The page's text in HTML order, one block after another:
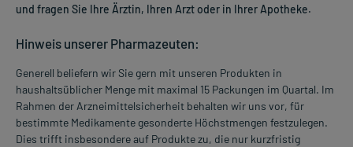
und fragen Sie Ihre Ärztin, Ihren Arzt oder in Ihrer Apotheke.
Hinweis unserer Pharmazeuten:
Generell beliefern wir Sie gern mit unseren Produkten in
haushaltsüblicher Menge mit maximal 15 Packungen im Quartal. Im
Rahmen der Arzneimittelsicherheit behalten wir uns vor, für
bestimmte Medikamente gesonderte Höchstmengen festzulegen.
Dies trifft insbesondere auf Produkte zu, die nur kurzfristig